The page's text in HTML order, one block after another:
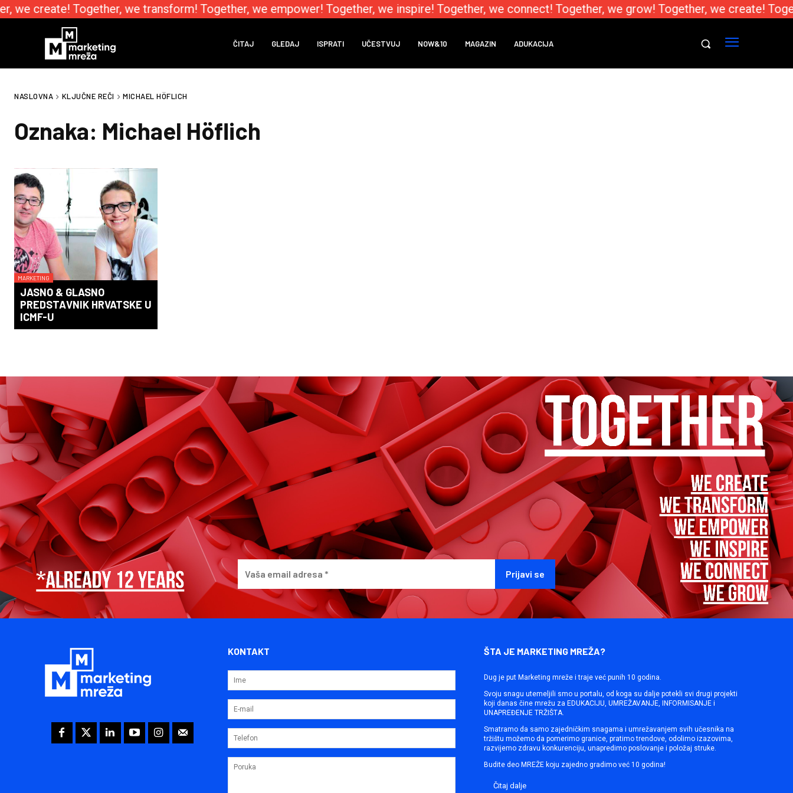
we create! Together, we transform! Together, we empower! Together, we inspire! Together, we connect! Together, we grow! Together, we create!
ČITAJ GLEDAJ ISPRATI UČESTVUJ NOW&10 MAGAZIN ADUKACIJA
NASLOVNA KLJUČNE REČI MICHAEL HÖFLICH
Oznaka: Michael Höflich
MARKETING
JASNO & GLASNO
PREDSTAVNIK HRVATSKE U
ICMF-U
KONTAKT ŠTA JE MARKETING MREŽA?
Dug je put Marketing mreže i traje već punih 10 godina.
Svoju snagu utemeljili smo u portalu, od koga su dalje potekli svi drugi projekti
koji danas čine mrežu za EDUKACIJU, UMREŽAVANJE, INFORMISANJE i
UNAPREĐENJE TRŽIŠTA.
Smatramo da samo zajedničkim snagama i umrežavanjem svih učesnika na
tržištu možemo da pomerimo granice, pratimo trendove, odolimo izazovima,
razvijemo zdravu konkurenciju, unapredimo poslovanje i položaj struke.
Budite deo MREŽE koju zajedno gradimo već 10 godina!
Čitaj dalje